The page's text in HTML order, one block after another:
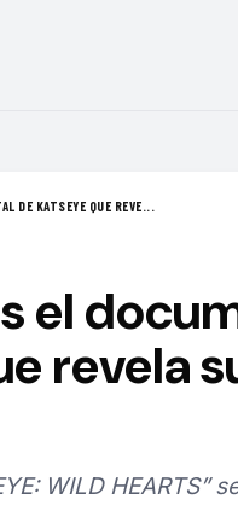
DE KATSEYE QUE REVE...
el
revela
WILD